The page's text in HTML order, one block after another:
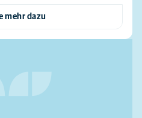
mehr dazu